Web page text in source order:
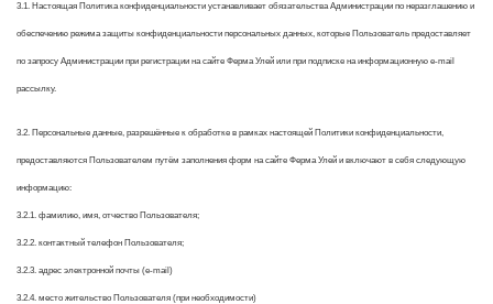
3.1. Настоящая Политика конфиденциальности устанавливает обязательства Администрации по неразглашению и
обеспечению режима защиты конфиденциальности персональных данных, которые Пользователь предоставляет
по запросу Администрации при регистрации на сайте Ферма Улей или при подписке на информационную e-mail
рассылку.
3.2. Персональные данные, разрешённые к обработке в рамках настоящей Политики конфиденциальности,
предоставляются Пользователем путём заполнения форм на сайте Ферма Улей и включают в себя следующую
информацию:
3.2.1. фамилию, имя, отчество Пользователя;
3.2.2. контактный телефон Пользователя;
3.2.3. адрес электронной почты (e-mail)
3.2.4. место жительство Пользователя (при необходимости)